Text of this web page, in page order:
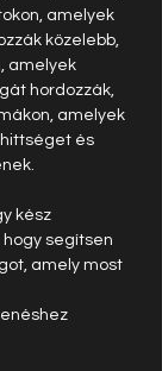
amelyek
közelebb,
amelyek
hordozzák,
amelyek
és
kész
segítsen
amely most